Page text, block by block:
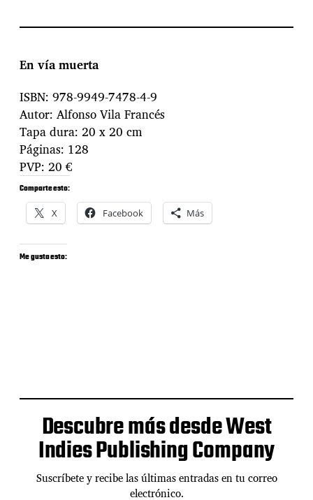
En vía muerta
ISBN: 978-9949-7478-4-9
Autor: Alfonso Vila Francés
Tapa dura: 20 x 20 cm
Páginas: 128
PVP: 20 €
Comparte esto:
X Facebook Más
Me gusta esto:
Descubre más desde West
Indies Publishing Company
Suscríbete y recibe las últimas entradas en tu correo
electrónico.